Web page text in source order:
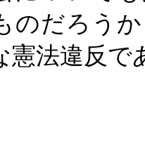
のだろう
憲法違反